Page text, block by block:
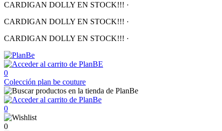
CARDIGAN DOLLY EN STOCK!!! ·
CARDIGAN DOLLY EN STOCK!!! ·
CARDIGAN DOLLY EN STOCK!!! ·
0
Colección plan be couture
0
0